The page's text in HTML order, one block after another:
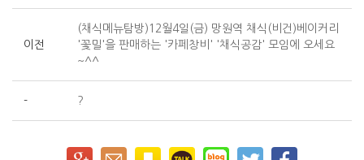
이전
(채식메뉴탐방)12월4일(금) 망원역 채식(비건)베이커리
'꽃밀'을 판매하는 '카페창비' '채식공감' 모임에 오세요
~^^
- ?